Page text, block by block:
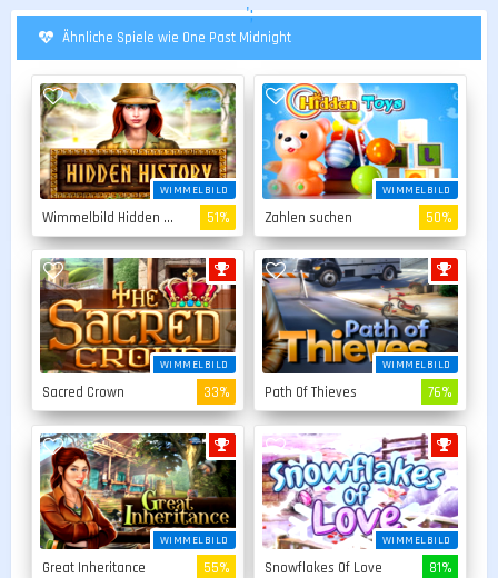
';
Ähnliche Spiele wie One Past Midnight
WIMMELBILD
Wimmelbild Hidden Story 51%
WIMMELBILD
Zahlen suchen 50%
WIMMELBILD
Sacred Crown 33%
WIMMELBILD
Path Of Thieves 76%
WIMMELBILD
Great Inheritance 55%
WIMMELBILD
Snowflakes Of Love 81%